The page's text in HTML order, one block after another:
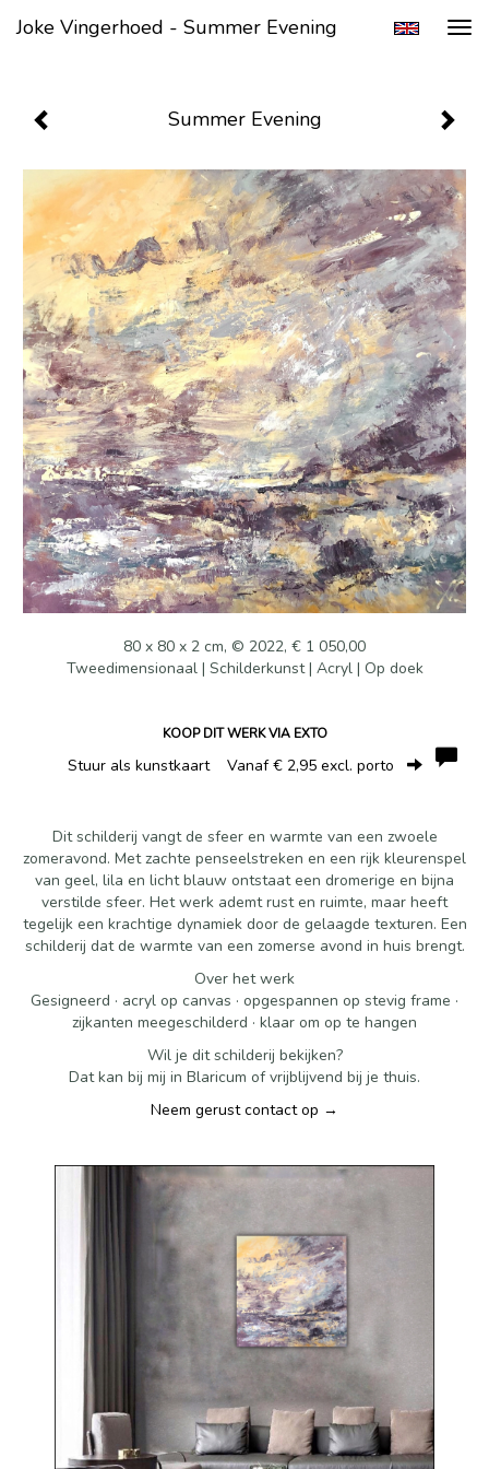
Joke Vingerhoed - Summer Evening
Summer Evening
80 x 80 x 2 cm, © 2022, € 1 050,00
Tweedimensionaal | Schilderkunst | Acryl | Op doek
KOOP DIT WERK VIA EXTO
Stuur als kunstkaart Vanaf € 2,95 excl. porto
Dit schilderij vangt de sfeer en warmte van een zwoele
zomeravond. Met zachte penseelstreken en een rijk kleurenspel
van geel, lila en licht blauw ontstaat een dromerige en bijna
verstilde sfeer. Het werk ademt rust en ruimte, maar heeft
tegelijk een krachtige dynamiek door de gelaagde texturen. Een
schilderij dat de warmte van een zomerse avond in huis brengt.
Over het werk
Gesigneerd · acryl op canvas · opgespannen op stevig frame ·
zijkanten meegeschilderd · klaar om op te hangen
Wil je dit schilderij bekijken?
Dat kan bij mij in Blaricum of vrijblijvend bij je thuis.
Neem gerust contact op →